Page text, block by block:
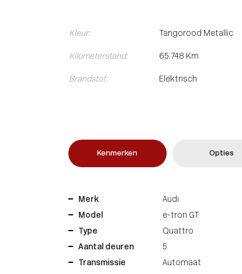
Kleur: Tangorood Metallic
Kilometerstand: 65.748 Km
Brandstof: Elektrisch
Kenmerken Opties
Merk
Audi
Model
e-tron GT
Type
Quattro
Aantal deuren
5
Transmissie
Automaat